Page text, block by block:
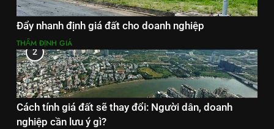
Đẩy nhanh định giá đất cho doanh nghiệp
THẨM ĐỊNH GIÁ
2
Cách tính giá đất sẽ thay đổi: Người dân, doanh
nghiệp cần lưu ý gì?